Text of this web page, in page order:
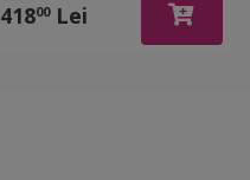
41800Lei